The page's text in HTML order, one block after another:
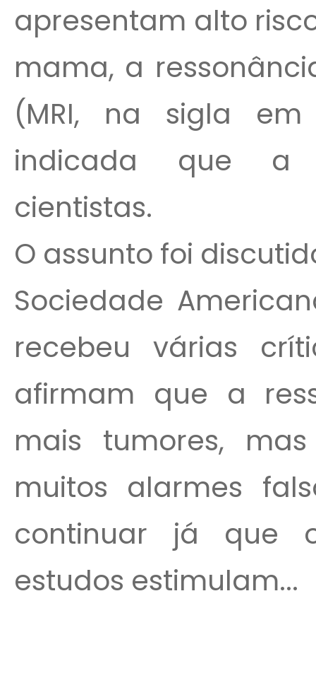
apresentam alto
mama, a
(MRI, na sigla
indicada que a
cientistas.
O assunto foi
Sociedade
recebeu várias
afirmam que a
mais tumores,
muitos alarmes
continuar já que
estudos estimulam...